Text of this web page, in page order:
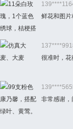
鲜花和图
很准时，
非常感谢，